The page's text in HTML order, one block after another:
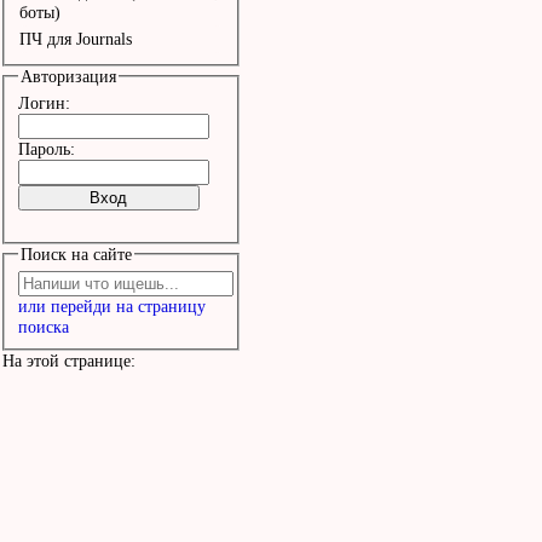
Ведь простой наладчик
станков
Город Иванов — рай Дон
Мы этот акдам, выпьем
Я вас молю!
Город Иванов — рай Дон
РусскиЕ Я, женщины Е
Я вас люблю!
боты)
ПЧ для Journals
Авторизация
Логин:
Пароль:
Поиск на сайте
или перейди на страницу
поиска
На этой странице: